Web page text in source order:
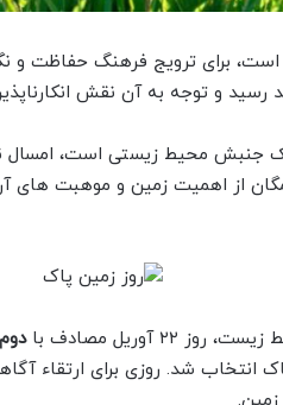
برای ترویج فرهنگ حفاظت و
و توجه به آن نقش
محیط زیستی است، امسال نیز
از اهمیت زمین و موهبت های
انتخاب شد. روزی برای ارتقاء